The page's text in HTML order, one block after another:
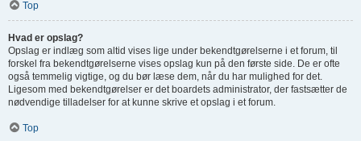
Top
Hvad er opslag?
Opslag er indlæg som altid vises lige under bekendtgørelserne i et forum, til
forskel fra bekendtgørelserne vises opslag kun på den første side. De er ofte
også temmelig vigtige, og du bør læse dem, når du har mulighed for det.
Ligesom med bekendtgørelser er det boardets administrator, der fastsætter de
nødvendige tilladelser for at kunne skrive et opslag i et forum.
Top